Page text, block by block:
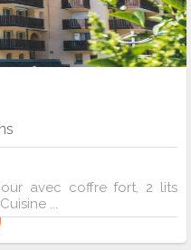
avec coffre fort, 2 lits
...